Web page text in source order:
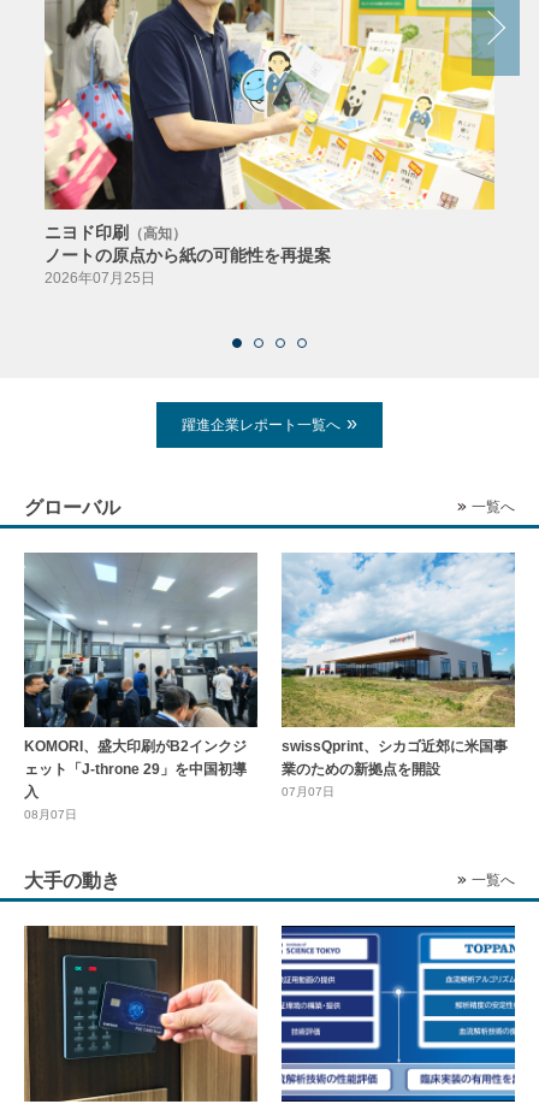
ニヨド印刷 （高知）
ノートの原点から紙の可能性を再提案
2026年07月25日
躍進企業レポート一覧へ
グローバル 一覧へ
KOMORI、盛大印刷がB2インクジ
ェット「J-throne 29」を中国初導
入
08月07日
swissQprint、シカゴ近郊に⽶国事
業のための新拠点を開設
07月07日
大手の動き 一覧へ